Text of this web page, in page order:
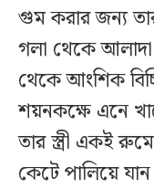
গুম করার জন্য
গলা থেকে
থেকে আংশিক
শয়নকক্ষে এনে
তার স্ত্রী একই
কেটে পালিয়ে